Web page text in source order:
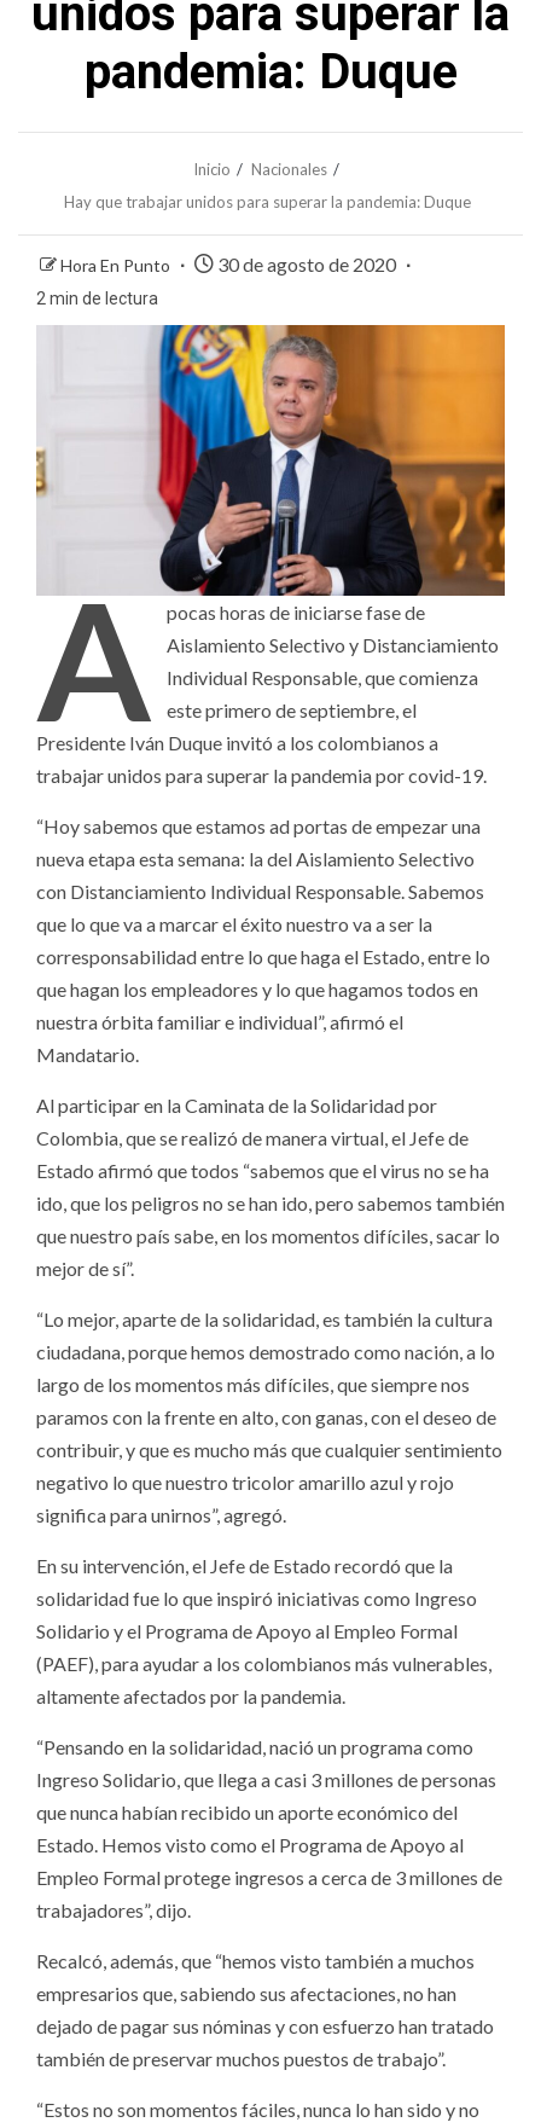
unidos para superar la
pandemia: Duque
Inicio
Nacionales
Hay que trabajar unidos para superar la pandemia: Duque
Hora En Punto 30 de agosto de 2020
2 min de lectura
A
pocas horas de iniciarse fase de
Aislamiento Selectivo y Distanciamiento
Individual Responsable, que comienza
este primero de septiembre, el
Presidente Iván Duque invitó a los colombianos a
trabajar unidos para superar la pandemia por covid-19.
“Hoy sabemos que estamos ad portas de empezar una
nueva etapa esta semana: la del Aislamiento Selectivo
con Distanciamiento Individual Responsable. Sabemos
que lo que va a marcar el éxito nuestro va a ser la
corresponsabilidad entre lo que haga el Estado, entre lo
que hagan los empleadores y lo que hagamos todos en
nuestra órbita familiar e individual”, afirmó el
Mandatario.
Al participar en la Caminata de la Solidaridad por
Colombia, que se realizó de manera virtual, el Jefe de
Estado afirmó que todos “sabemos que el virus no se ha
ido, que los peligros no se han ido, pero sabemos también
que nuestro país sabe, en los momentos difíciles, sacar lo
mejor de sí”.
“Lo mejor, aparte de la solidaridad, es también la cultura
ciudadana, porque hemos demostrado como nación, a lo
largo de los momentos más difíciles, que siempre nos
paramos con la frente en alto, con ganas, con el deseo de
contribuir, y que es mucho más que cualquier sentimiento
negativo lo que nuestro tricolor amarillo azul y rojo
significa para unirnos”, agregó.
En su intervención, el Jefe de Estado recordó que la
solidaridad fue lo que inspiró iniciativas como Ingreso
Solidario y el Programa de Apoyo al Empleo Formal
(PAEF), para ayudar a los colombianos más vulnerables,
altamente afectados por la pandemia.
“Pensando en la solidaridad, nació un programa como
Ingreso Solidario, que llega a casi 3 millones de personas
que nunca habían recibido un aporte económico del
Estado. Hemos visto como el Programa de Apoyo al
Empleo Formal protege ingresos a cerca de 3 millones de
trabajadores”, dijo.
Recalcó, además, que “hemos visto también a muchos
empresarios que, sabiendo sus afectaciones, no han
dejado de pagar sus nóminas y con esfuerzo han tratado
también de preservar muchos puestos de trabajo”.
“Estos no son momentos fáciles, nunca lo han sido y no